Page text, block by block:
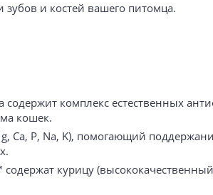
зубов и костей вашего питомца.
содержит комплекс естественных
кошек.
Ca, P, Na, K), помогающий
содержат курицу